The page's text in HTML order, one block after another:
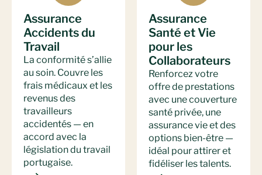
Assurance
Accidents du
Travail
La conformité s’allie
au soin. Couvre les
frais médicaux et les
revenus des
travailleurs
accidentés — en
accord avec la
législation du travail
portugaise.
Assurance
Santé et Vie
pour les
Collaborateurs
Renforcez votre
offre de prestations
avec une couverture
santé privée, une
assurance vie et des
options bien-être —
idéal pour attirer et
fidéliser les talents.